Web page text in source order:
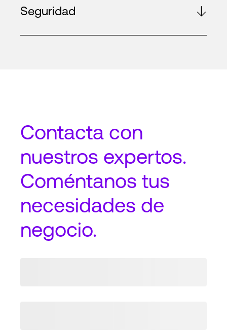
Seguridad
Contacta con
nuestros expertos.
Coméntanos tus
necesidades de
negocio.